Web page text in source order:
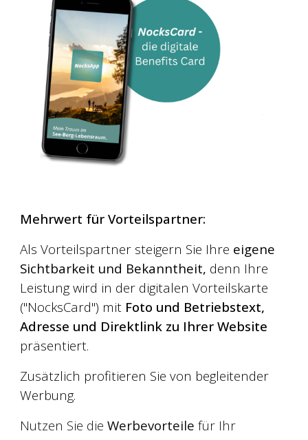
Mehrwert für Vorteilspartner:
Als Vorteilspartner steigern Sie Ihre eigene
Sichtbarkeit und Bekanntheit, denn Ihre
Leistung wird in der digitalenVorteilskarte
("NocksCard") mit Foto und Betriebstext,
Adresse und Direktlink zu Ihrer Website
präsentiert.
Zusätzlich profitieren Sie von begleitender
Werbung.
Nutzen Sie dieWerbevorteile für Ihr